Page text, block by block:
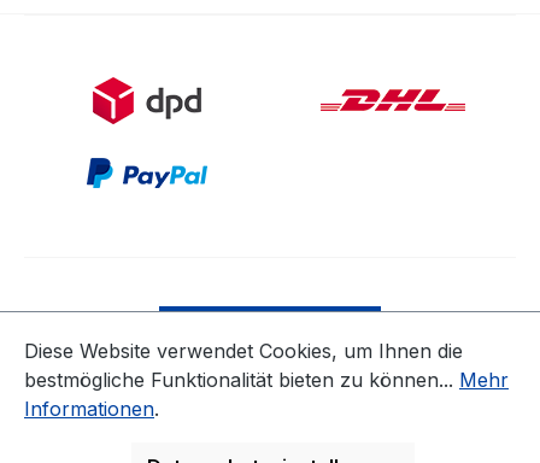
* Alle Preise inkl. gesetzl. Mehrwertsteuer zzgl.
Diese Website verwendet Cookies, um Ihnen die
bestmögliche Funktionalität bieten zu können... Mehr
Informationen.